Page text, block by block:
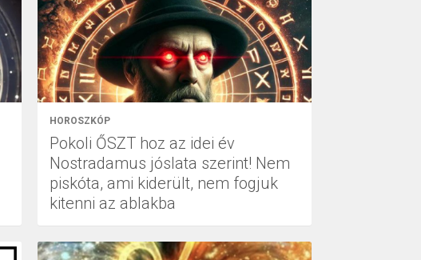
HOROSZKÓP
Pokoli ŐSZT hoz az idei év
Nostradamus jóslata szerint! Nem
piskóta, ami kiderült, nem fogjuk
kitenni az ablakba